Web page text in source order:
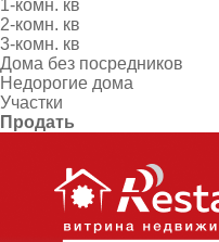
1-комн. кв
2-комн. кв
3-комн. кв
Дома без посредников
Недорогие дома
Участки
Продать